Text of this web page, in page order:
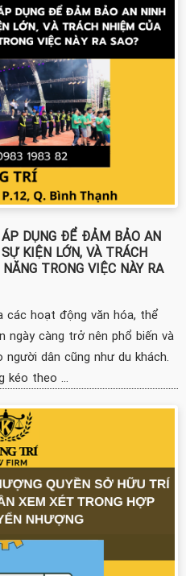
DỤNG ĐỂ ĐẢM BẢO AN
KIỆN LỚN, VÀ TRÁCH
TRONG VIỆC NÀY RA
các hoạt động văn hóa, thể
ngày càng trở nên phổ biến và
dân cũng như du khách.
kéo theo ...